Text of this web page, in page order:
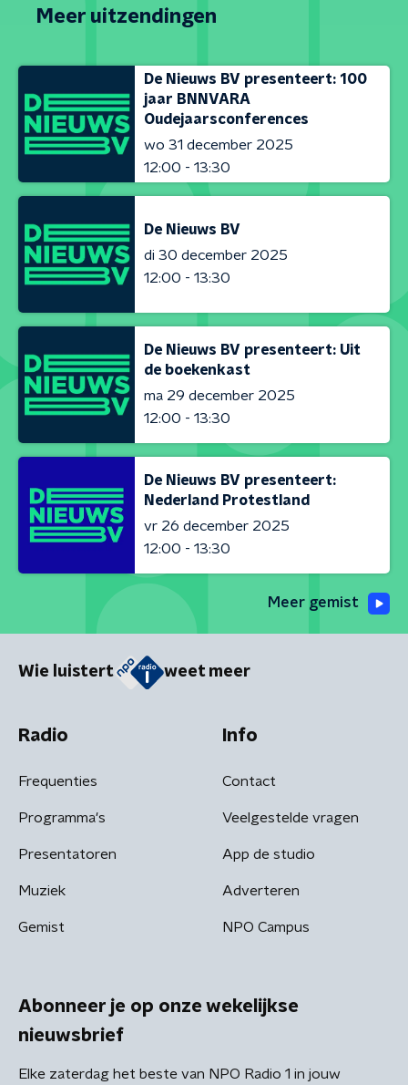
Meer uitzendingen
De Nieuws BV presenteert: 100
jaar BNNVARA
Oudejaarsconferences
wo 31 december 2025
12:00 - 13:30
De Nieuws BV
di 30 december 2025
12:00 - 13:30
De Nieuws BV presenteert: Uit
de boekenkast
ma 29 december 2025
12:00 - 13:30
De Nieuws BV presenteert:
Nederland Protestland
vr 26 december 2025
12:00 - 13:30
Meer gemist
Wie luistert weet meer
Radio
Frequenties
Programma's
Presentatoren
Muziek
Gemist
Info
Contact
Veelgestelde vragen
App de studio
Adverteren
NPO Campus
Abonneer je op onze wekelijkse
nieuwsbrief
Elke zaterdag het beste van NPO Radio 1 in jouw